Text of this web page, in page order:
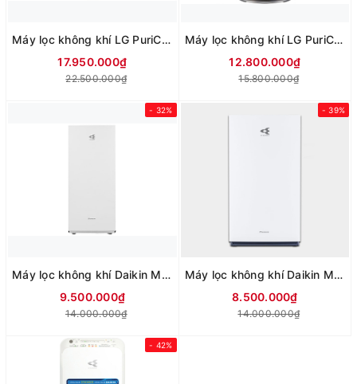
Máy lọc không khí LG PuriCare 360 Alpha Double AS10GDBY0.ABAE 72W
17.950.000₫
22.500.000₫
Máy lọc không khí LG PuriCare 360 Alpha Single AS65GDBY0.ABAE 48W
12.800.000₫
15.800.000₫
- 32%
Máy lọc không khí Daikin MCK70ZVM7-W 82W
9.500.000₫
14.000.000₫
- 39%
Máy lọc không khí Daikin MC80ZVM7
8.500.000₫
14.000.000₫
- 42%